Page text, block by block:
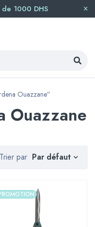
1000 DHS
Ouazzane”
Ouazzane
Trier par Par défaut